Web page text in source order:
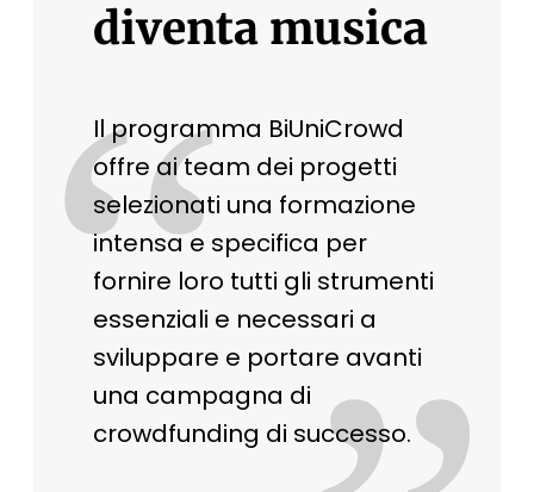
diventa musica
“
Il programma BiUniCrowd
offre ai team dei progetti
selezionati una formazione
intensa e specifica per
fornire loro tutti gli strumenti
essenziali e necessari a
sviluppare e portare avanti
una campagna di
crowdfunding di successo.